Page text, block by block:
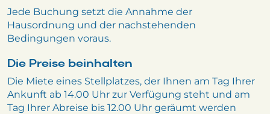
Jede Buchung setzt die Annahme der
Hausordnung und der nachstehenden
Bedingungen voraus.
Die Preise beinhalten
Die Miete eines Stellplatzes, der Ihnen am Tag Ihrer
Ankunft ab 14.00 Uhr zur Verfügung steht und am
Tag Ihrer Abreise bis 12.00 Uhr geräumt werden